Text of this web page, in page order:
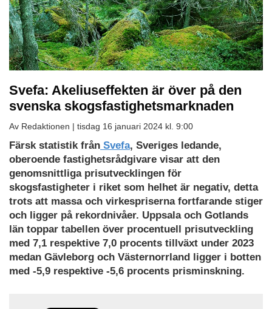
Svefa: Akeliuseffekten är över på den
svenska skogsfastighetsmarknaden
Av Redaktionen | tisdag 16 januari 2024 kl. 9:00
Färsk statistik från Svefa, Sveriges ledande,
oberoende fastighetsrådgivare visar att den
genomsnittliga prisutvecklingen för
skogsfastigheter i riket som helhet är negativ, detta
trots att massa och virkespriserna fortfarande stiger
och ligger på rekordnivåer. Uppsala och Gotlands
län toppar tabellen över procentuell prisutveckling
med 7,1 respektive 7,0 procents tillväxt under 2023
medan Gävleborg och Västernorrland ligger i botten
med -5,9 respektive -5,6 procents prisminskning.